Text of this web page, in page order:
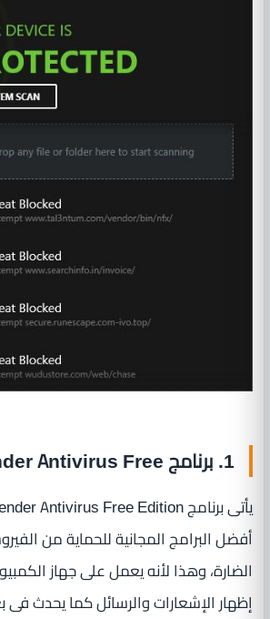
1. برنامج Bitdefender Antivirus Free
أفضل البرامج المجانية للحماية من
الضارة، وهذا لأنه يعمل على جهاز
إظهار الإشعارات والرسائل كما يحدث